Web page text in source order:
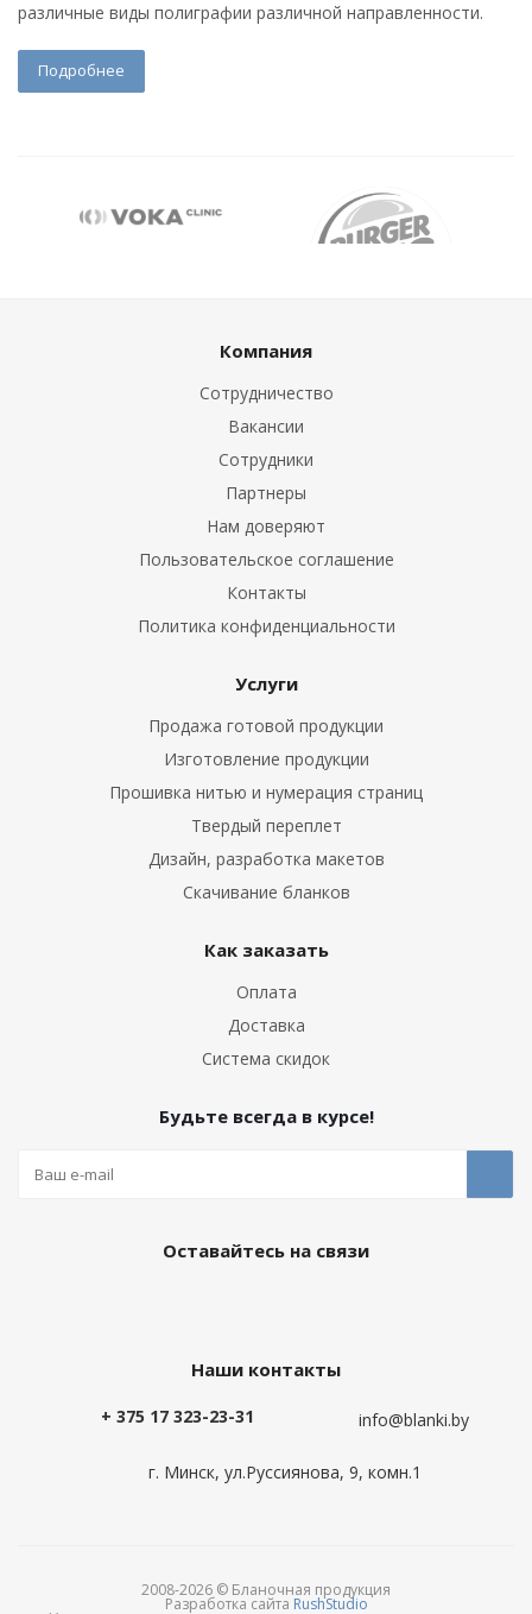
различные виды полиграфии различной направленности.
Подробнее
Компания
Сотрудничество
Вакансии
Сотрудники
Партнеры
Нам доверяют
Пользовательское соглашение
Контакты
Политика конфиденциальности
Услуги
Продажа готовой продукции
Изготовление продукции
Прошивка нитью и нумерация страниц
Твердый переплет
Дизайн, разработка макетов
Скачивание бланков
Как заказать
Оплата
Доставка
Система скидок
Будьте всегда в курсе!
Оставайтесь на связи
Наши контакты
+ 375 17 323-23-31 info@blanki.by
г. Минск, ул.Руссиянова, 9, комн.1
2008-2026 © Бланочная продукция
Разработка сайта RushStudio